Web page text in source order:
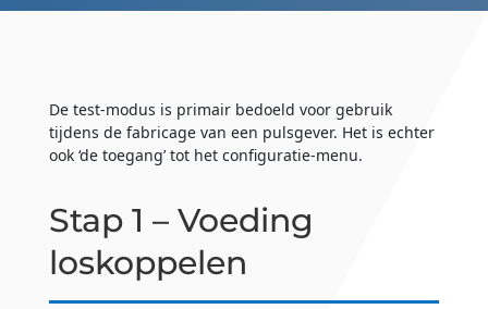
De test-modus is primair bedoeld voor gebruik
tijdens de fabricage van een pulsgever. Het is echter
ook ‘de toegang’ tot het configuratie-menu.
Stap 1 – Voeding
loskoppelen